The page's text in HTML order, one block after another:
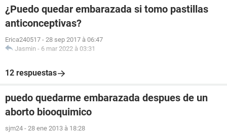
¿Puedo quedar embarazada si tomo pastillas
anticonceptivas?
Erica240517 - 28 sep 2017 à 06:47
Jasmin - 6 mar 2022 à 03:31
12 respuestas
puedo quedarme embarazada despues de un
aborto biooquimico
sjm24 - 28 ene 2013 à 18:28